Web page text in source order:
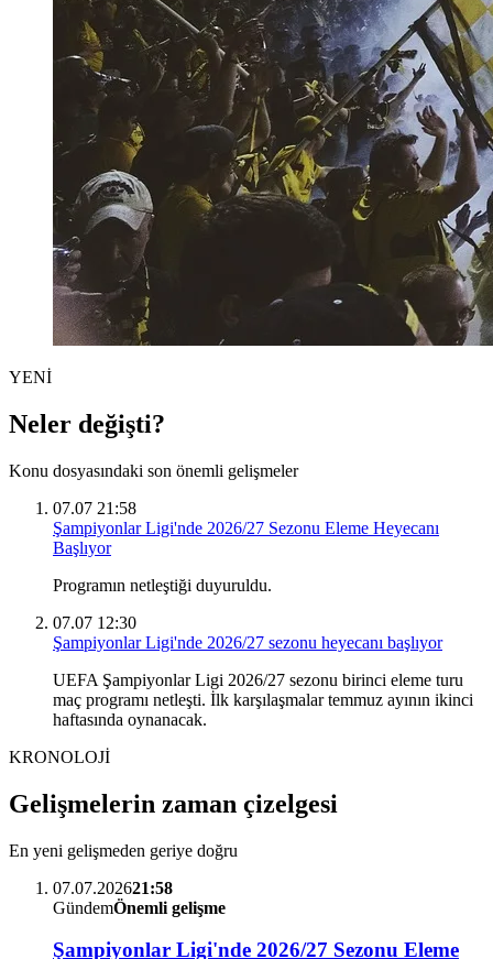
YENİ
Neler değişti?
Konu dosyasındaki son önemli gelişmeler
07.07 21:58
Şampiyonlar Ligi'nde 2026/27 Sezonu Eleme Heyecanı
Başlıyor
Programın netleştiği duyuruldu.
07.07 12:30
Şampiyonlar Ligi'nde 2026/27 sezonu heyecanı başlıyor
UEFA Şampiyonlar Ligi 2026/27 sezonu birinci eleme turu
maç programı netleşti. İlk karşılaşmalar temmuz ayının ikinci
haftasında oynanacak.
KRONOLOJİ
Gelişmelerin zaman çizelgesi
En yeni gelişmeden geriye doğru
07.07.202621:58
GündemÖnemli gelişme
Şampiyonlar Ligi'nde 2026/27 Sezonu Eleme